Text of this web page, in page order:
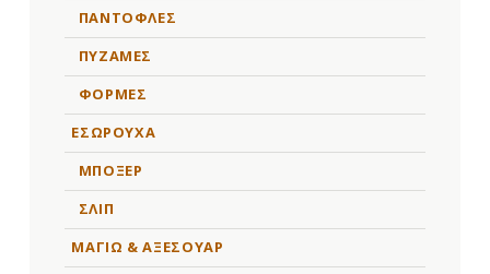
ΠΑΝΤΟΦΛΕΣ
ΠΥΖΑΜΕΣ
ΦΟΡΜΕΣ
ΕΣΩΡΟΥΧΑ
ΜΠΟΞΕΡ
ΣΛΙΠ
ΜΑΓΙΩ & ΑΞΕΣΟΥΑΡ